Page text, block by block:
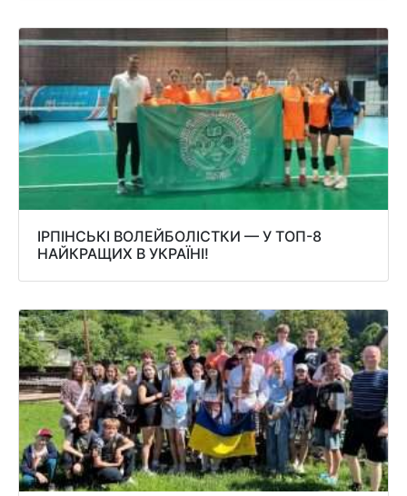
ІРПІНСЬКІ ВОЛЕЙБОЛІСТКИ — У ТОП-8
НАЙКРАЩИХ В УКРАЇНІ!